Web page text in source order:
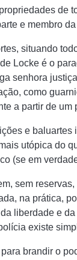
e membro
situando
Locke é o
senhora
como
a partir de um
e
utópica do
(se em
sem
na prática,
liberdade e
existe
brandir o